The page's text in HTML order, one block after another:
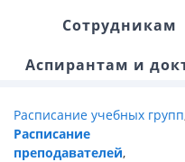
Сотрудникам
Аспирантам и
Расписание учебных групп
Расписание
преподавателей,